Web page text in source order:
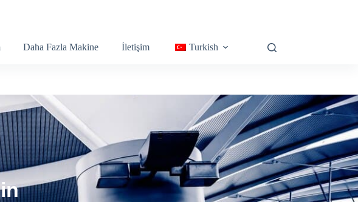
Daha Fazla Makine İletişim Turkish